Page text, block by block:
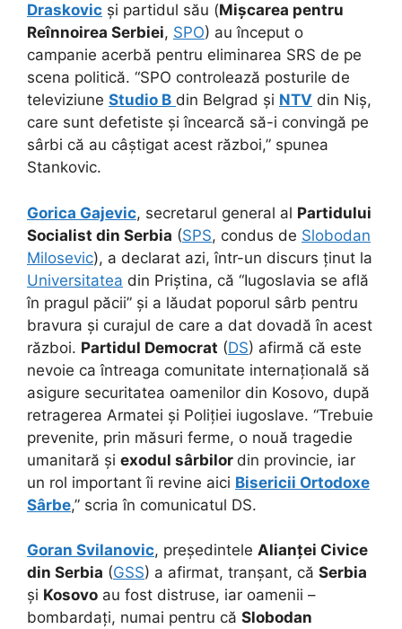
Draskovic și partidul său (Mișcarea pentru
Reînnoirea Serbiei, SPO) au început o
campanie acerbă pentru eliminarea SRS de pe
scena politică. “SPO controlează posturile de
televiziune Studio B din Belgrad și NTV din Niș,
care sunt defetiste și încearcă să-i convingă pe
sârbi că au câștigat acest război,” spunea
Stankovic.
Gorica Gajevic, secretarul general al Partidului
Socialist din Serbia (SPS, condus de Slobodan
Milosevic), a declarat azi, într-un discurs ținut la
Universitatea din Priștina, că “Iugoslavia se află
în pragul păcii” și a lăudat poporul sârb pentru
bravura și curajul de care a dat dovadă în acest
război. Partidul Democrat (DS) afirmă că este
nevoie ca întreaga comunitate internațională să
asigure securitatea oamenilor din Kosovo, după
retragerea Armatei și Poliției iugoslave. “Trebuie
prevenite, prin măsuri ferme, o nouă tragedie
umanitară și exodul sârbilor din provincie, iar
un rol important îi revine aici Bisericii Ortodoxe
Sârbe,” scria în comunicatul DS.
Goran Svilanovic, președintele Alianței Civice
din Serbia (GSS) a afirmat, tranșant, că Serbia
și Kosovo au fost distruse, iar oamenii –
bombardați, numai pentru că Slobodan